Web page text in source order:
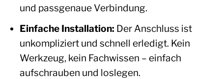
und passgenaue Verbindung.
Einfache Installation: Der Anschluss ist
unkompliziert und schnell erledigt. Kein
Werkzeug, kein Fachwissen – einfach
aufschrauben und loslegen.